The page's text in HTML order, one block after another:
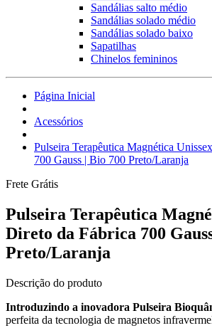
Sandálias salto médio
Sandálias solado médio
Sandálias solado baixo
Sapatilhas
Chinelos femininos
Página Inicial
Acessórios
Pulseira Terapêutica Magnética
700 Gauss | Bio 700 Preto/Laranja
Frete Grátis
Pulseira Terapêutica
Direto da Fábrica 700
Preto/Laranja
Descrição do produto
Introduzindo a inovadora Pulseira
perfeita da tecnologia de magnetos